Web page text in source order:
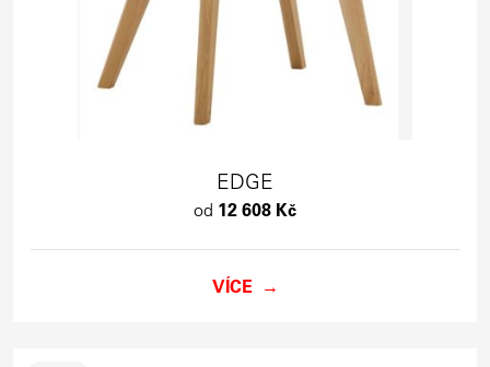
EDGE
od 12 608 Kč
VÍCE